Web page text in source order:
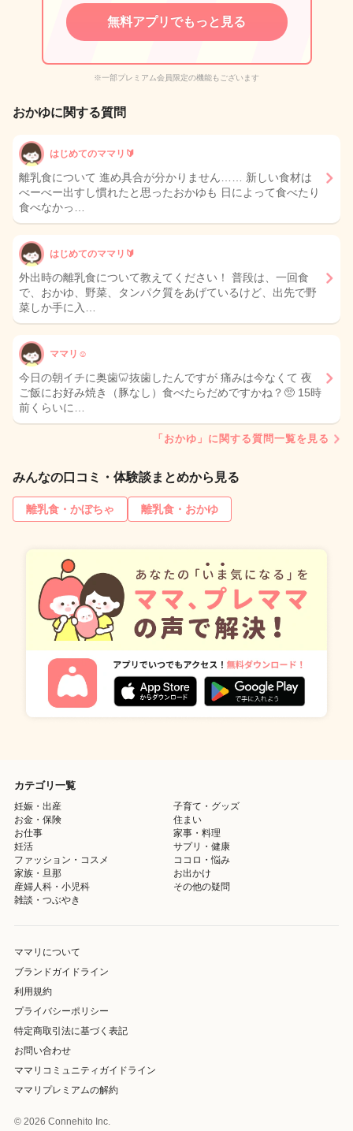
無料アプリでもっと見る
※一部プレミアム会員限定の機能もございます
おかゆに関する質問
はじめてのママリ🔰
離乳食について 進め具合が分かりません…… 新しい食材は
べーべー出すし慣れたと思ったおかゆも 日によって食べたり
食べなかっ…
はじめてのママリ🔰
外出時の離乳食について教えてください！ 普段は、一回食
で、おかゆ、野菜、タンパク質をあげているけど、出先で野
菜しか手に入…
ママリ☺︎
今日の朝イチに奥歯🦷抜歯したんですが 痛みは今なくて 夜
ご飯にお好み焼き（豚なし）食べたらだめですかね？🥺 15時
前くらいに…
「おかゆ」に関する質問一覧を見る
みんなの口コミ・体験談まとめから見る
離乳食・かぼちゃ 離乳食・おかゆ
カテゴリ一覧
妊娠・出産
子育て・グッズ
お金・保険
住まい
お仕事
家事・料理
妊活
サプリ・健康
ファッション・コスメ
ココロ・悩み
家族・旦那
お出かけ
産婦人科・小児科
その他の疑問
雑談・つぶやき
ママリについて
ブランドガイドライン
利用規約
プライバシーポリシー
特定商取引法に基づく表記
お問い合わせ
ママリコミュニティガイドライン
ママリプレミアムの解約
© 2026 Connehito Inc.